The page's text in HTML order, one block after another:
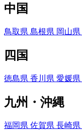
中国
鳥取県 島根県 岡山県
四国
徳島県 香川県 愛媛県
九州・沖縄
福岡県 佐賀県 長崎県